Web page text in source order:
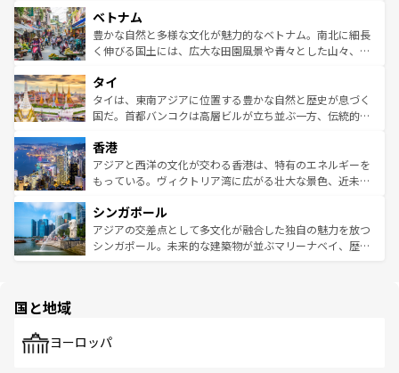
参照してほしい。
容にもいいと評判のスイーツなど、バラエティ豊かな料理
が味わえる。 なお、新着の台湾情報は コンテンツ一覧を参
照してほしい。
き、地方に足を延ばせば四季折々の自然美を楽しむことが
できる。そして、キムチや焼肉、絶品のストリートフード
まで、さまざまな韓国料理が待っている。夜には、韓国な
リティに包まれながら、韓国の多彩な魅力を心ゆくまで味
わってみてほしい。 なお、新着の韓国情報はコンテンツ一
覧を参照してほしい。
ベトナム
豊かな自然と多様な文化が魅力的なベトナム。南北に細長
く伸びる国土には、広大な田園風景や青々とした山々、世
急速な発展と共に伝統が息づく。ハノイの古い町並みやホ
ーチミン市のフランス統治時代の建物も、独特の雰囲気を
醸し出している。また、バラエティの豊かさとおいしさで
とつ。フォーやバインミー、ベトナムコーヒーなどは、ぜ
ひ現地で味わいたい。どの地域を訪れてもあたたかい人々
が旅行者を迎えてくれるので、きっと忘れられない旅にな
参照してほしい。
タイ
タイは、東南アジアに位置する豊かな自然と歴史が息づく
国だ。首都バンコクは高層ビルが立ち並ぶ一方、伝統的な
の活気が交差している。北部ではチェンマイなどの山岳地
帯で自然と触れ合い、南部ではプーケットやクラビの美し
いビーチでリゾート気分を楽しむことができる。タイ料理
激する。気候は一年中温暖で、どの季節にも異なる楽しみ
が待っている。親しみやすいタイの人々、仏教を中心とし
た文化、そして多様な観光資源が、訪れる旅人を魅了し続
香港
アジアと西洋の文化が交わる香港は、特有のエネルギーを
もっている。ヴィクトリア湾に広がる壮大な景色、近未来
み、どこを訪れても感動するはず。観光スポットが密集し
ており、効率よく見どころを回れるのも魅力。息をのむよ
うな絶景から文化的な体験まで、香港を存分に楽しみ尽く
シンガポール
アジアの交差点として多文化が融合した独自の魅力を放つ
シンガポール。未来的な建築物が並ぶマリーナベイ、歴史
で、ホーカーズは地元の風情を楽しめる外せないスポット
国と地域
ヨーロッパ